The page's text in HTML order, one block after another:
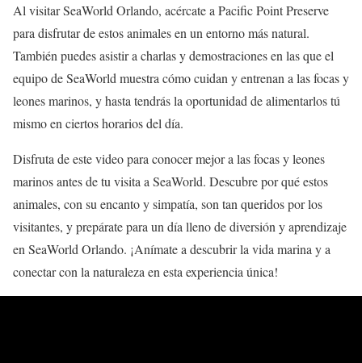
Al visitar SeaWorld Orlando, acércate a Pacific Point Preserve
para disfrutar de estos animales en un entorno más natural.
También puedes asistir a charlas y demostraciones en las que el
equipo de SeaWorld muestra cómo cuidan y entrenan a las focas y
leones marinos, y hasta tendrás la oportunidad de alimentarlos tú
mismo en ciertos horarios del día.
Disfruta de este video para conocer mejor a las focas y leones
marinos antes de tu visita a SeaWorld. Descubre por qué estos
animales, con su encanto y simpatía, son tan queridos por los
visitantes, y prepárate para un día lleno de diversión y aprendizaje
en SeaWorld Orlando. ¡Anímate a descubrir la vida marina y a
conectar con la naturaleza en esta experiencia única!